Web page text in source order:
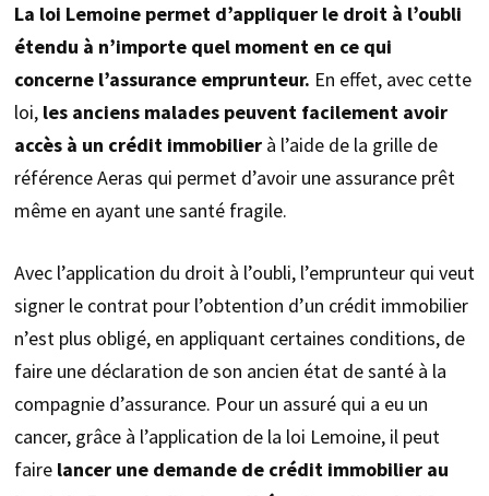
La loi Lemoine permet d’appliquer le droit à l’oubli
étendu à n’importe quel moment en ce qui
concerne l’assurance emprunteur. En effet, avec cette
loi, les anciens malades peuvent facilement avoir
accès à un crédit immobilierà l’aide de la grille de
référence Aeras qui permet d’avoir une assurance prêt
même en ayant une santé fragile.
Avec l’application du droit à l’oubli, l’emprunteur qui veut
signer le contrat pour l’obtention d’un crédit immobilier
n’est plus obligé, en appliquant certaines conditions, de
faire une déclaration de son ancien état de santé à la
compagnie d’assurance. Pour un assuré qui a eu un
cancer, grâce à l’application de la loi Lemoine, il peut
fairelancer une demande de crédit immobilier au